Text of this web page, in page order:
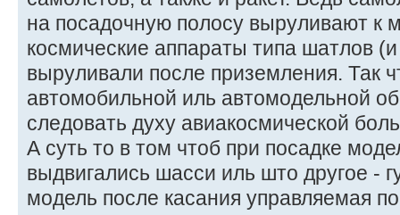
на посадочную полосу выруливают к
космические аппараты типа шатлов
выруливали после приземления. Так
автомобильной иль автомодельной
следовать духу авиакосмической
А суть то в том чтоб при посадке
выдвигались шасси иль што другое -
модель после касания управляемая